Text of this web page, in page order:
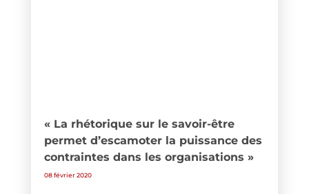
« La rhétorique sur le savoir-être
permet d’escamoter la puissance des
contraintes dans les organisations »
08 février 2020